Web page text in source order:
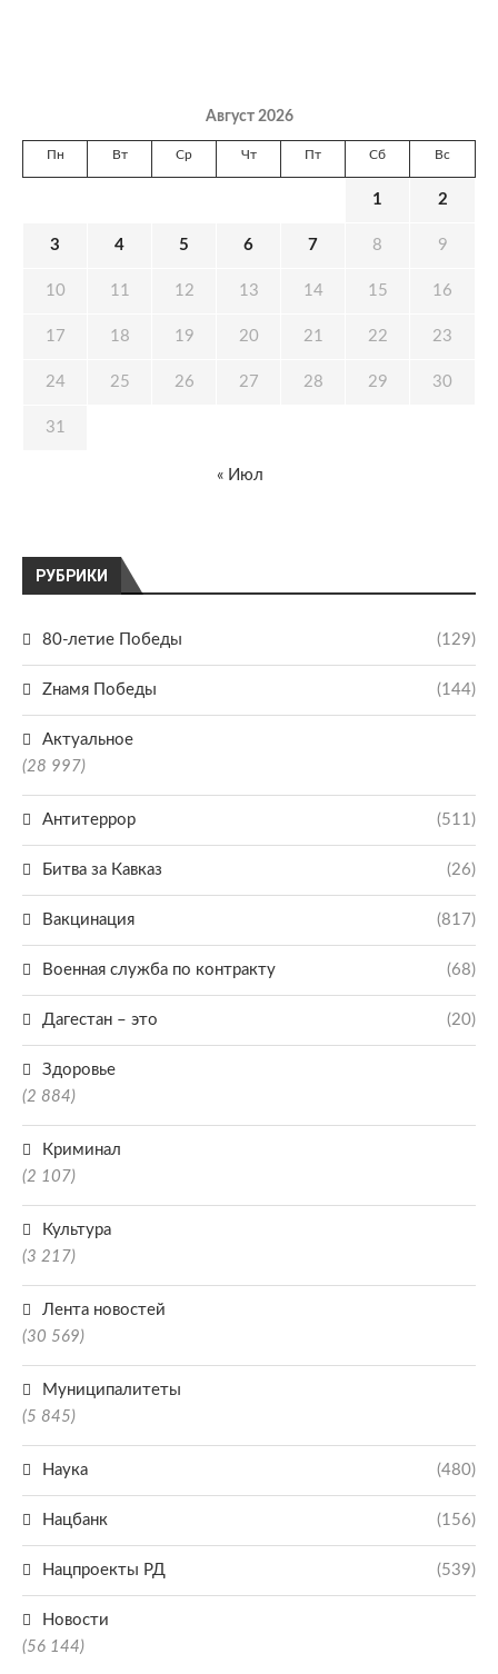
РУБРИКИ
80-летие Победы (129)
Zнамя Победы (144)
Актуальное
(28 997)
Антитеррор (511)
Битва за Кавказ (26)
Вакцинация (817)
Военная служба по контракту (68)
Дагестан – это (20)
Здоровье
(2 884)
Криминал
(2 107)
Культура
(3 217)
Лента новостей
(30 569)
Муниципалитеты
(5 845)
Наука (480)
Нацбанк (156)
Нацпроекты РД (539)
Новости
(56 144)
Август 2026
Пн Вт Ср Чт Пт Сб Вс
1 2
3 4 5 6 7 8 9
10 11 12 13 14 15 16
17 18 19 20 21 22 23
24 25 26 27 28 29 30
31
« Июл